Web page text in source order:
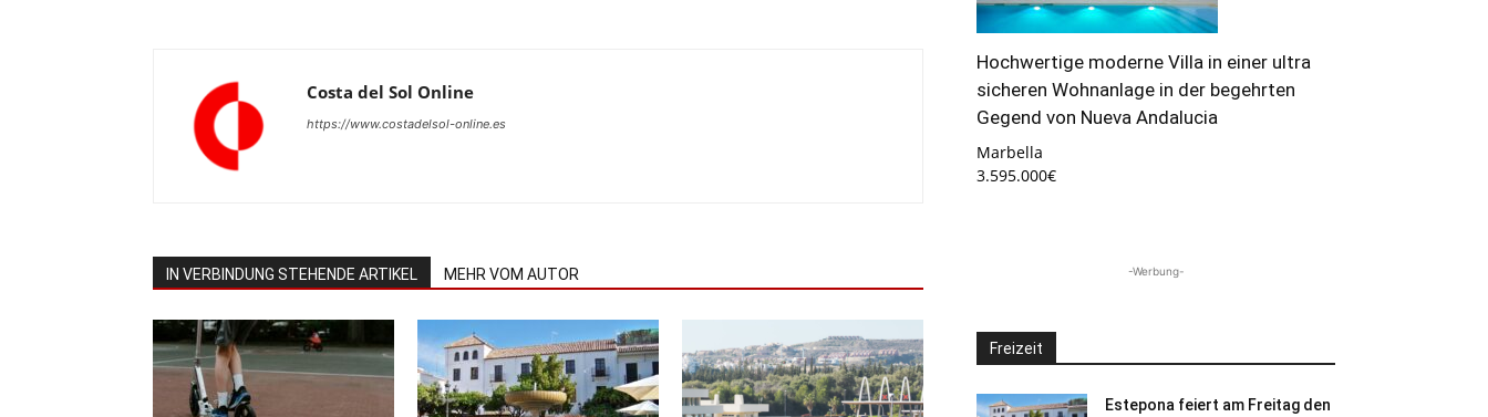
Costa del Sol Online
https://www.costadelsol-online.es
IN VERBINDUNG STEHENDE ARTIKEL MEHR VOM AUTOR
Hochwertige moderne Villa in einer ultra
sicheren Wohnanlage in der begehrten
Gegend von Nueva Andalucia
Marbella
3.595.000€
-Werbung-
Freizeit
Estepona feiert am Freitag den